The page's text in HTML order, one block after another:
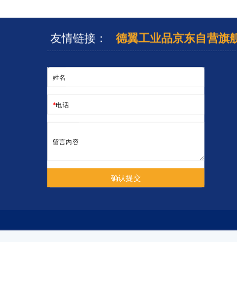
姓名
电话
留言内容
确认提交
友情链接： 德翼工业品京东自营旗